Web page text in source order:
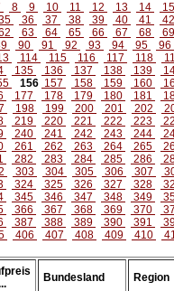
8 9 10 11 12 13 14 15
36 37 38 39 40 41 42
63 64 65 66 67 68 69
90 91 92 93 94 95 96
114 115 116 117 118
135 136 137 138 139
156 157 158 159 160
177 178 179 180 181
198 199 200 201 202
219 220 221 222 223
240 241 242 243 244
261 262 263 264 265
282 283 284 285 286
303 304 305 306 307
324 325 326 327 328
345 346 347 348 349
366 367 368 369 370
387 388 389 390 391
406 407 408 409 410
Bundesland Region